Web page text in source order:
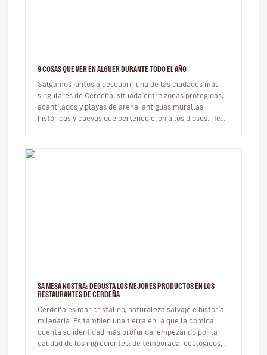
9 COSAS QUE VER EN ALGUER DURANTE TODO EL AÑO
Salgamos juntos a descubrir una de las ciudades más
singulares de Cerdeña, situada entre zonas protegidas,
acantilados y playas de arena, antiguas murallas
históricas y cuevas que pertenecieron a los dioses. ¡Te
SA MESA NOSTRA: DEGUSTA LOS MEJORES PRODUCTOS EN LOS
RESTAURANTES DE CERDEÑA
Cerdeña es mar cristalino, naturaleza salvaje e historia
milenaria. Es también una tierra en la que la comida
cuenta su identidad más profunda, empezando por la
calidad de los ingredientes: de temporada, ecológicos,